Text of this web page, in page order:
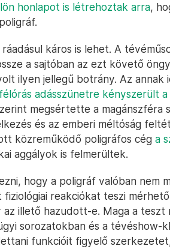
honlapot is létrehoztak arra,
káros is lehet. A
a sajtóban az ezt követő
ilyen jellegű botrány. Az annak
félórás adásszünetre kényszerült
megsértette a magánszféra
és az emberi méltóság
közreműködő poligráfos cég a
aggályok is felmerültek.
hogy a poligráf valóban nem
fiziológiai reakciókat teszi
illető hazudott-e. Maga a teszt
sorozatokban és a tévéshow-
funkcióit figyelő